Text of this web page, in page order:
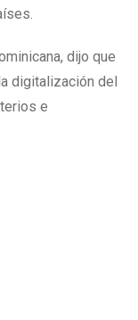
dijo que
digitalización del
e